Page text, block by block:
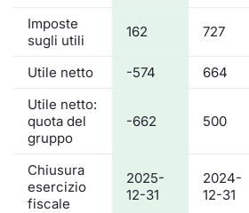
Imposte
sugli utili
162 727
Utile netto -574 664
Utile netto:
quota del
gruppo
-662 500
Chiusura
esercizio
fiscale
2025-
12-31
2024-
12-31